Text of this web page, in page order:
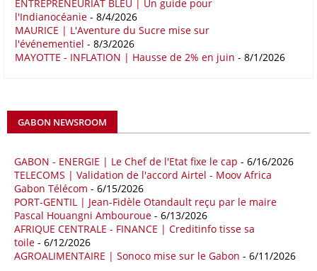
16/05/26 COMMERCE CHINE - AFRIQUE
Le déficit commercial de l’Afrique avec la Chine s’est creusé de 48,27
% au cours des quatre premiers mois de 2026 comparativement à la
même période de 2025 pour s’établir à 36,8 milliards de dollars, en
avril, à 81,82 milliards de dollars. Durant la même période, les
importations chinoises en provenance du continent ont atteint 45,02
quatre premiers mois de 2025.
09/05/26 ITALIE - LIBYE
Les deux pays veulent accélérer leurs projets gaziers communs, afin
de sécuriser davantage les approvisionnements énergétiques en
Méditerranée, dans un contexte marqué par des tensions
géopolitiques internationales et des perturbations sur le marché
mondial du gaz. Réunis à Rome le jeudi 7 mai, la Première ministre
ENTREPRENEURIAT BLEU | Un guide pour
l'Indianocéanie - 8/4/2026
MAURICE | L'Aventure du Sucre mise sur
l'événementiel - 8/3/2026
MAYOTTE - INFLATION | Hausse de 2% en juin - 8/1/2026
GABON NEWSROOM
GABON - ENERGIE | Le Chef de l'Etat fixe le cap - 6/16/2026
TELECOMS | Validation de l'accord Airtel - Moov Africa
Gabon Télécom - 6/15/2026
PORT-GENTIL | Jean-Fidèle Otandault reçu par le maire
Pascal Houangni Ambouroue - 6/13/2026
AFRIQUE CENTRALE - FINANCE | Creditinfo tisse sa
toile - 6/12/2026
AGROALIMENTAIRE | Sonoco mise sur le Gabon - 6/11/2026